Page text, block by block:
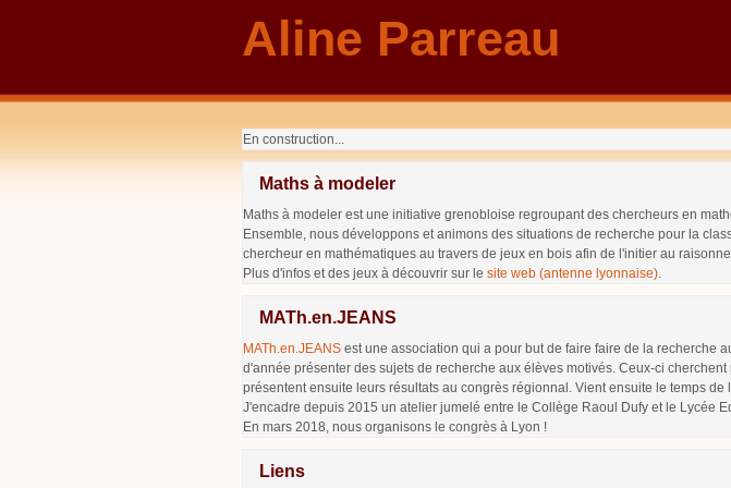
Aline Parreau
En construction...
Maths à modeler
Maths à modeler est une initiative grenobloise regroupant des chercheurs en
Ensemble, nous développons et animons des situations de recherche pour la
chercheur en mathématiques au travers de jeux en bois afin de l'initier au
Plus d'infos et des jeux à découvrir sur le site web (antenne lyonnaise)
MATh.en.JEANS
MATh.en.JEANS est une association qui a pour but de faire faire de la recherche
d'année présenter des sujets de recherche aux élèves motivés. Ceux-ci
présentent ensuite leurs résultats au congrès régionnal. Vient ensuite le temps de
J'encadre depuis 2015 un atelier jumelé entre le Collège Raoul Dufy et le Lycée
En mars 2018, nous organisons le congrès à Lyon !
Liens